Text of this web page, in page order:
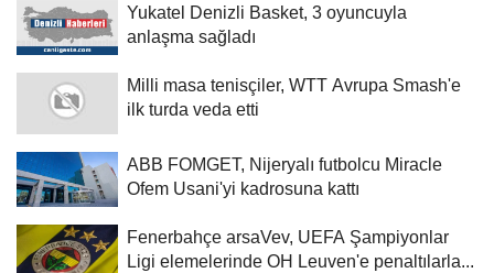
Yukatel Denizli Basket, 3 oyuncuyla
anlaşma sağladı
Milli masa tenisçiler, WTT Avrupa Smash'e
ilk turda veda etti
ABB FOMGET, Nijeryalı futbolcu Miracle
Ofem Usani'yi kadrosuna kattı
Fenerbahçe arsaVev, UEFA Şampiyonlar
Ligi elemelerinde OH Leuven'e penaltılarla...